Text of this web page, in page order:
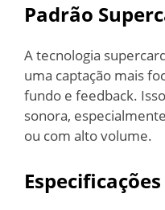
Padrão
A tecnologia
uma captação mais
fundo e feedback.
sonora,
ou com alto volume.